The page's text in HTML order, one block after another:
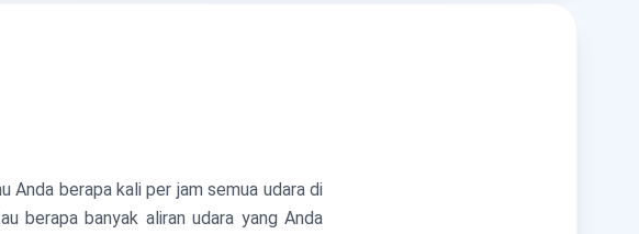
berapa kali per jam semua udara di
berapa banyak aliran udara yang Anda